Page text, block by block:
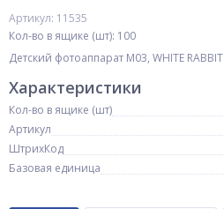
Артикул: 11535
Кол-во в ящике (шт): 100
Детский фотоаппарат M03, WHITE RABBIT
Характеристики
Кол-во в ящике (шт)
Артикул
ШтрихКод
Базовая единица